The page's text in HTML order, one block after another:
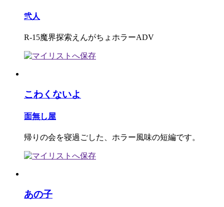
弐人
R-15魔界探索えんがちょホラーADV
こわくないよ
面無し屋
帰りの会を寝過ごした、ホラー風味の短編です。
あの子